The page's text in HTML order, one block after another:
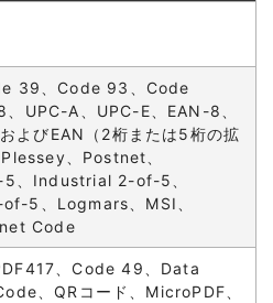
39、Code 93、Code
UPC-A、UPC-E、EAN-8、
よびEAN（2桁または5桁の拡
、Postnet、
、Industrial 2-of-5、
5、Logmars、MSI、
Code
、Code 49、Data
、QRコード、MicroPDF、